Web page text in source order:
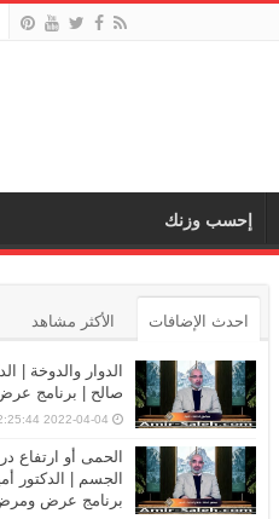
إحسب وزنك
احدث الإضافات الأكثر مشاهد
الدوار والدوخة |
صالح | برنامج
2022-04-04 02:25:44
الحمى أو ارتفاع
الجسم | الدكتور
برنامج عرض